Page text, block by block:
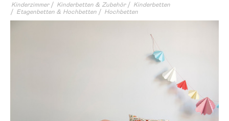
Kinderzimmer Kinderbetten & Zubehör
Kinderbetten
Etagenbetten & Hochbetten
Hochbetten